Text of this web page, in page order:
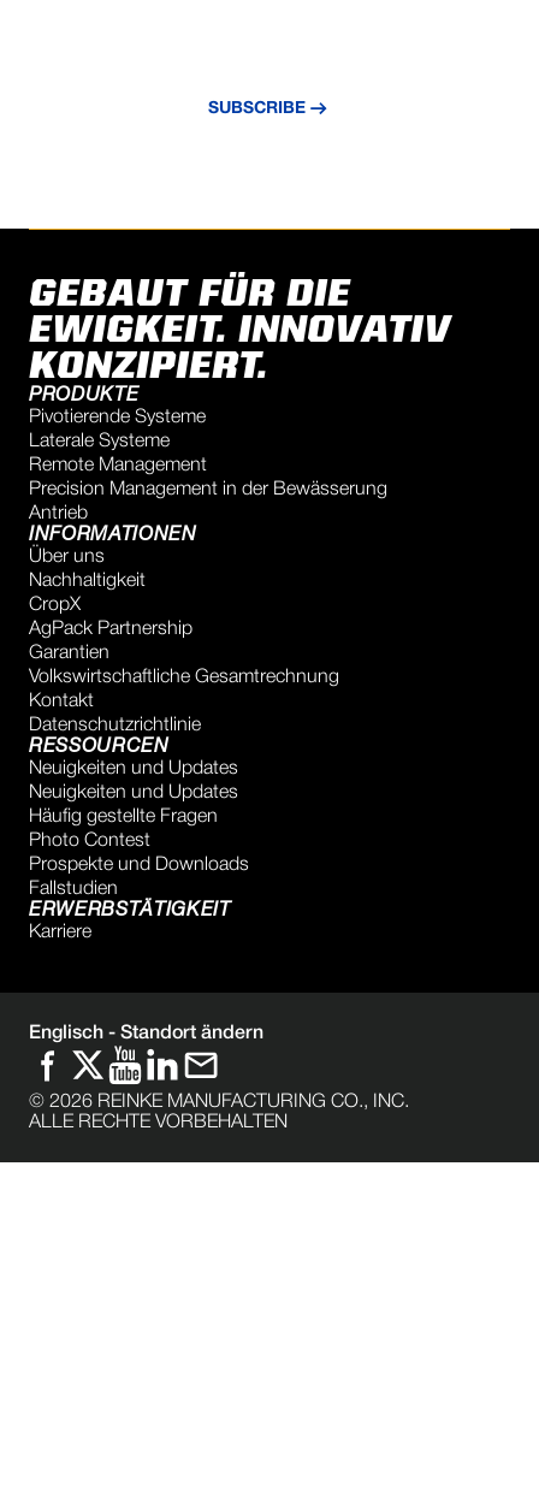
SUBSCRIBE
GEBAUT FÜR DIE
EWIGKEIT. INNOVATIV
KONZIPIERT.
PRODUKTE
Pivotierende Systeme
Laterale Systeme
Remote Management
Precision Management in der Bewässerung
Antrieb
INFORMATIONEN
Über uns
Nachhaltigkeit
CropX
AgPack Partnership
Garantien
Volkswirtschaftliche Gesamtrechnung
Kontakt
Datenschutzrichtlinie
RESSOURCEN
Neuigkeiten und Updates
Neuigkeiten und Updates
Häufig gestellte Fragen
Photo Contest
Prospekte und Downloads
Fallstudien
ERWERBSTÄTIGKEIT
Karriere
© 2026 REINKE MANUFACTURING CO., INC.
ALLE RECHTE VORBEHALTEN
Englisch - Standort ändern